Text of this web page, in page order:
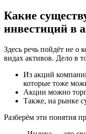
Какие
инвестиций в
Здесь речь пойдёт не о
видах активов. Дело в
Из акций
которые тоже
Акции можно
Также, на рынке
Разберём эти понятия